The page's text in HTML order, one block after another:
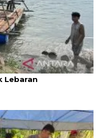
kebut
Lebaran